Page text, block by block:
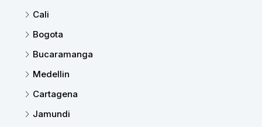
Cali
Bogota
Bucaramanga
Medellin
Cartagena
Jamundi